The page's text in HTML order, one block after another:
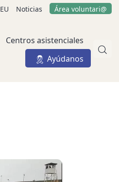
EU Noticias Área voluntari@
Centros asistenciales
Ayúdanos